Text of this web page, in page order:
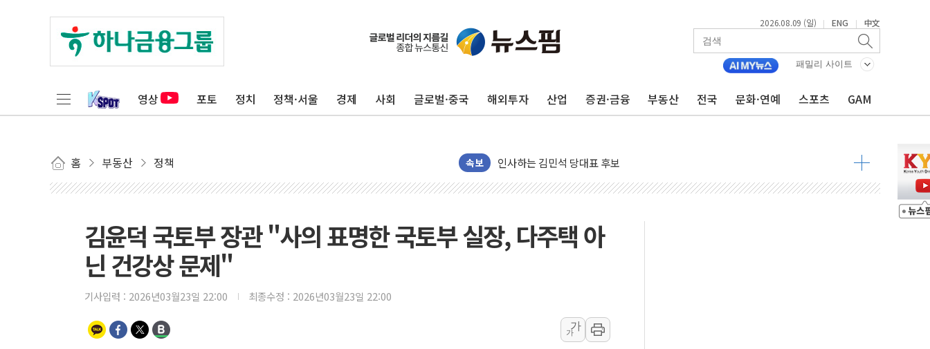
2026.08.09 (일) | ENG | 中文
패밀리 사이트
영상 포토 정치 정책·서울 경제 사회 글로벌·중국 해외투자 산업 증권·금융 부동산 전국 문화·연예 스포츠 GAM
홈 부동산 정책 속보
포항시 재난예산 40억 긴급 투입…고수온 양식장 복구·지원 '총력'
울진·영덕 '호우특보'-포항 '산사태 주의보'...경북도, 호우 피해·통제구간 없어
인천 합동연설회 나선 송영길·정청래·김민석 당대표 후보
[속보] 민주, 제주·인천 경선 결과 발표...김민석 47.75% 정청래 42.08%
[속보] 민주, 인천 경선 결과 발표...김민석 45.09% 정청래 43.27% 송영길 11.63%
이번주 국내 주요 금융일정(8.10~8.14)
美, 이란전 출구전략 만지작…공습 한계·탄약 부족 현실화
서울 중랑구 주택가서 흉기 난동…60대 남성 2명 숨져
李대통령 "결혼 때문에 손해 보는 일 없게"…'결혼 페널티' 22개 과제 손본다
김윤덕 국토부 장관 "사의 표명한 국토부 실장, 다주택 아
닌 건강상 문제"
기사입력 : 2026년03월23일 22:00 최종수정 : 2026년03월23일 22:00
가
가